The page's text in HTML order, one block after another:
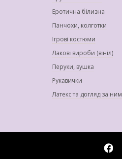
Еротична білизна
Панчохи, колготки
Ігрові костюми
Лакові вироби (вініл)
Перуки, вушка
Рукавички
Латекс та догляд за ним